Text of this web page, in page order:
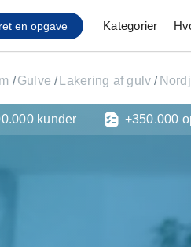
en opgave Kategorier
Affaldsfjernelse
/Gulve / Lakering af gulv /
kunder +350.000